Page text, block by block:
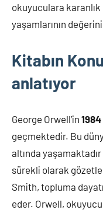
okuyuculara
yaşamlarının
Kitabın
anlatıyor
George Orwell’in 1984
geçmektedir. Bu
altında
sürekli olarak
Smith, topluma
eder. Orwell,